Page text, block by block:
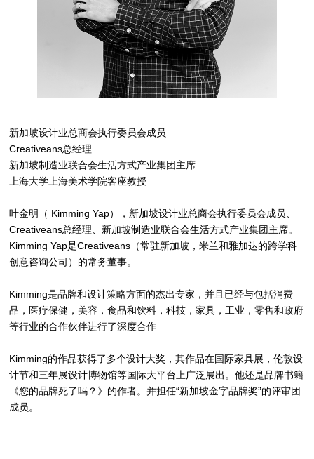
新加坡设计业总商会执行委员会成员
Creativeans总经理
新加坡制造业联合会生活方式产业集团主席
上海大学上海美术学院客座教授
叶金明（ Kimming Yap），新加坡设计业总商会执行委员会成员、
Creativeans总经理、新加坡制造业联合会生活方式产业集团主席。
Kimming Yap是Creativeans（常驻新加坡，米兰和雅加达的跨学科
创意咨询公司）的常务董事。
Kimming是品牌和设计策略方面的杰出专家，并且已经与包括消费
品，医疗保健，美容，食品和饮料，科技，家具，工业，零售和政府
等行业的合作伙伴进行了深度合作
Kimming的作品获得了多个设计大奖，其作品在国际家具展，伦敦设
计节和三年展设计博物馆等国际大平台上广泛展出。他还是品牌书籍
《您的品牌死了吗？》的作者。并担任“新加坡金字品牌奖”的评审团
成员。